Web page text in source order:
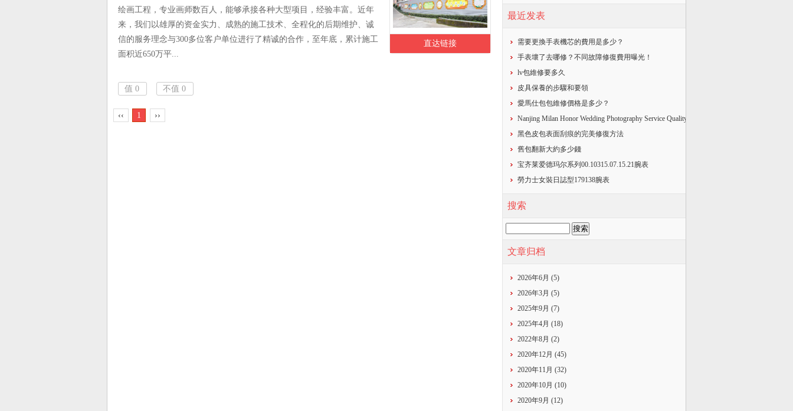
直达链接
绘画工程，专业画师数百人，能够承接各种大型项目，经验丰富。近年
来，我们以雄厚的资金实力、成熟的施工技术、全程化的后期维护、诚
信的服务理念与300多位客户单位进行了精诚的合作，至年底，累计施工
面积近650万平...
值0 不值0
‹‹ 1 ››
最近发表
需要更換手表機芯的費用是多少？
​手表壞了去哪修？不同故障修復費用曝光！
​lv包維修要多久
​皮具保養的步驟和要領
​愛馬仕包包維修價格是多少？
Nanjing Milan Honor Wedding Photography Service Quality
黑色皮包表面刮痕的完美修復方法
​舊包翻新大約多少錢
宝齐莱爱德玛尔系列00.10315.07.15.21腕表
勞力士女裝日誌型179138腕表
搜索
文章归档
2026年6月 (5)
2026年3月 (5)
2025年9月 (7)
2025年4月 (18)
2022年8月 (2)
2020年12月 (45)
2020年11月 (32)
2020年10月 (10)
2020年9月 (12)